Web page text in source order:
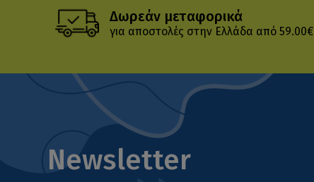
Δωρεάν μεταφορικά
για αποστολές στην Ελλάδα από 59.00€
Newsletter